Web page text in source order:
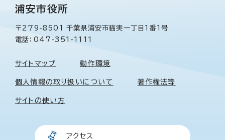
浦安市役所
〒279-8501 千葉県浦安市猫実一丁目1番1号
電話：047-351-1111
サイトマップ 動作環境
個人情報の取り扱いについて 著作権法等
サイトの使い方
アクセス